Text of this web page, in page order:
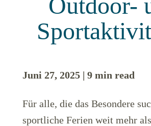
LuxairTours
Juni 27, 2025 | 9 min read
Für alle, die das Besondere
sportliche Ferien weit mehr